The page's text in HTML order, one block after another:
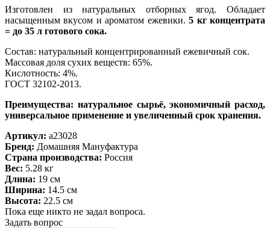
Изготовлен из натуральных отборных ягод. Обладает
насыщенным вкусом и ароматом ежевики.5 кг концентрата
= до 35 л готового сока.
Состав: натуральный концентрированный ежевичный сок.
Массовая доля сухих веществ: 65%.
Кислотность: 4%.
ГОСТ 32102-2013.
Преимущества: натуральное сырьё, экономичный расход,
универсальное применение и увеличенный срок хранения.
Артикул: a23028
Бренд: Домашняя Мануфактура
Страна производства: Россия
Вес: 5.28 кг
Длина: 19 см
Ширина: 14.5 см
Высота: 22.5 см
Пока еще никто не задал вопроса.
Задать вопрос